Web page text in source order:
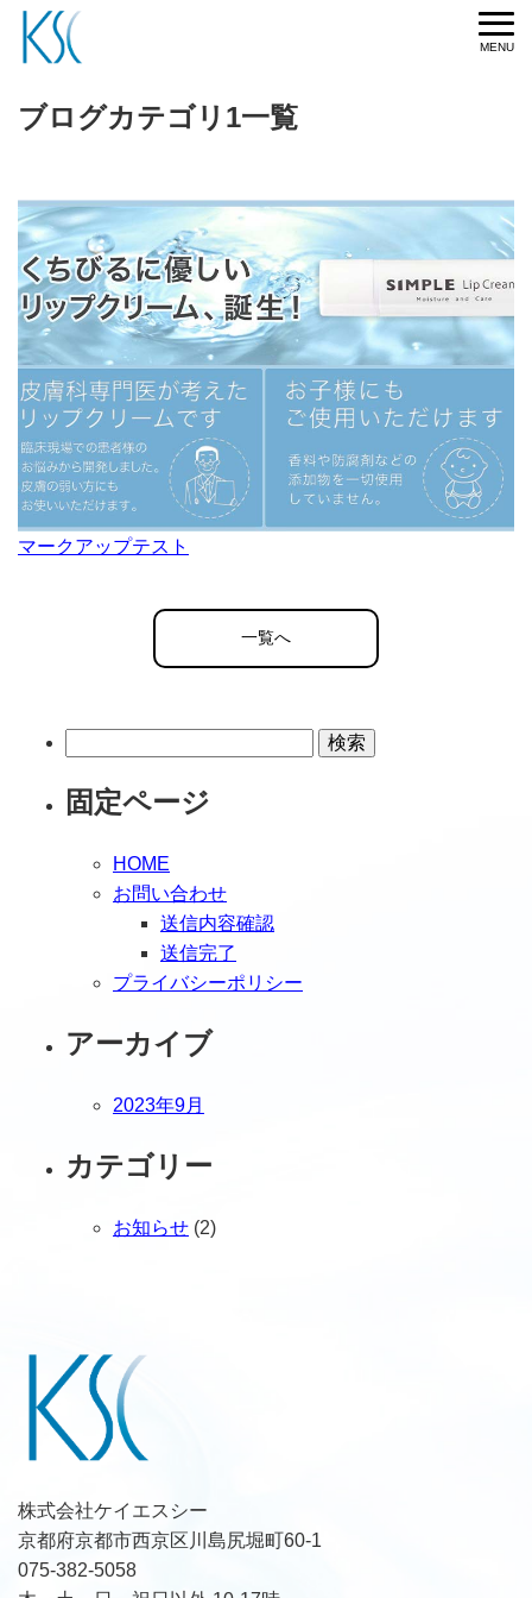
ブログカテゴリ1一覧
マークアップテスト
一覧へ
固定ページ
HOME
お問い合わせ
送信内容確認
送信完了
プライバシーポリシー
アーカイブ
2023年9月
カテゴリー
お知らせ (2)
株式会社ケイエスシー
京都府京都市西京区川島尻堀町60-1
075-382-5058